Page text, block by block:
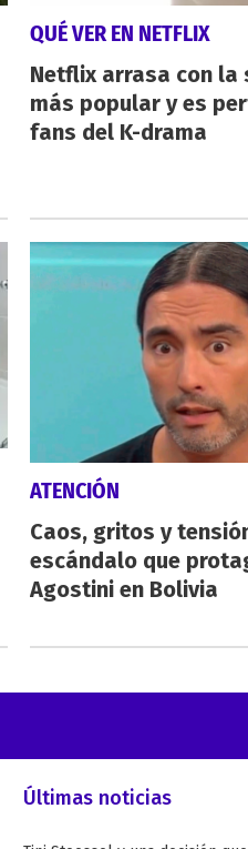
QUÉ VER EN NETFLIX
Netflix arrasa con la
más popular y es
fans del K-drama
ATENCIÓN
Caos, gritos y
escándalo que
Agostini en Bolivia
Últimas noticias